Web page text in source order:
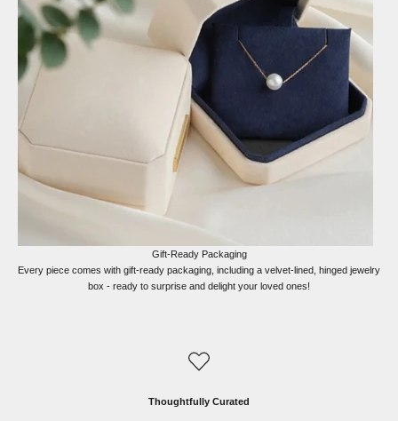
Gift-Ready Packaging
Every piece comes with gift-ready packaging, including a velvet-lined, hinged jewelry
box - ready to surprise and delight your loved ones!
Thoughtfully Curated